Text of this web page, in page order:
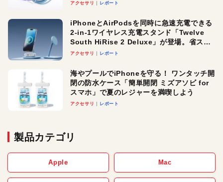
アクセサリ レポート
iPhoneとAirPodsを同時に急速充電できる
2-in-1ワイヤレス充電スタンド「Twelve
South HiRise 2 Deluxe」が登場。省スペ
ースでおしゃれに充電したい人にオスス
アクセサリ レポート
海やプールでiPhoneを守る！ ワンタッチ開
閉の防水ケース「簡単開閉 ミズアソビ for
スマホ」で夏のレジャーを満喫しよう
アクセサリ レポート
製品カテゴリ
Apple Mac